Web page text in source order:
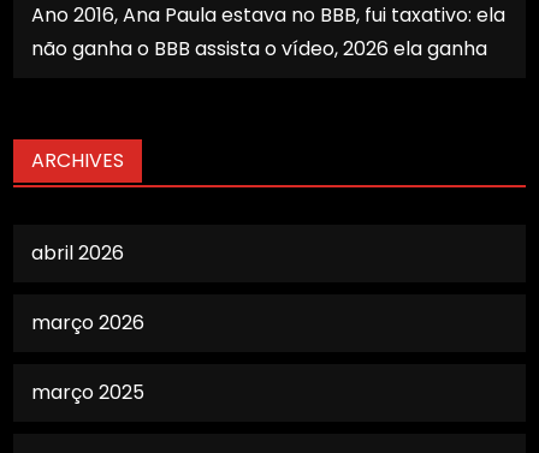
Ano 2016, Ana Paula estava no BBB, fui taxativo: ela
não ganha o BBB assista o vídeo, 2026 ela ganha
ARCHIVES
abril 2026
março 2026
março 2025